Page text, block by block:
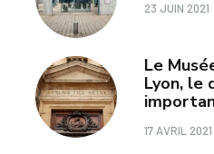
23 JUIN 2021
Le
Lyon, le
17 AVRIL 2021